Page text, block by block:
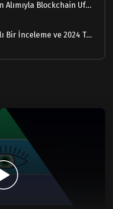
Etherscan, Solscan Satın Alımıyla Blockchain Ufuklarını Genişletiyor
Bitcoin 2023'te: Kapsamlı Bir İnceleme ve 2024 Tahmini